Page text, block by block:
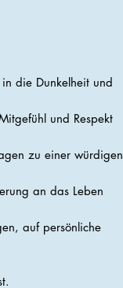
die Dunkelheit und
und Respekt
zu einer würdigen
an das Leben
auf persönliche